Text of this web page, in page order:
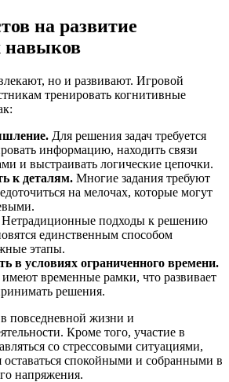
на развитие
навыков
но и развивают. Игровой
тренировать когнитивные
Для решения задач требуется
информацию, находить связи
и выстраивать логические цепочки.
к деталям. Многие задания требуют
на мелочах, которые могут
Нетрадиционные подходы к решению
единственным способом
этапы.
в условиях ограниченного времени.
временные рамки, что развивает
решения.
повседневной жизни и
Кроме того, участие в
со стрессовыми ситуациями,
оставаться спокойными и собранными в
напряжения.